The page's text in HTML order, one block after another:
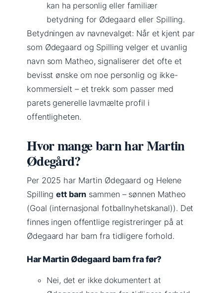
kan ha personlig eller familiær
betydning for Ødegaard eller Spilling.
Betydningen av navnevalget: Når et kjent par
som Ødegaard og Spilling velger et uvanlig
navn som Matheo, signaliserer det ofte et
bevisst ønske om noe personlig og ikke-
kommersielt – et trekk som passer med
parets generelle lavmælte profil i
offentligheten.
Hvor mange barn har Martin
Ødegård?
Per 2025 har Martin Ødegaard og Helene
Spillingett barn sammen – sønnen Matheo
(Goal (internasjonal fotballnyhetskanal)). Det
finnes ingen offentlige registreringer på at
Ødegaard har barn fra tidligere forhold.
Har Martin Ødegaard barn fra før?
Nei, det er ikke dokumentert at